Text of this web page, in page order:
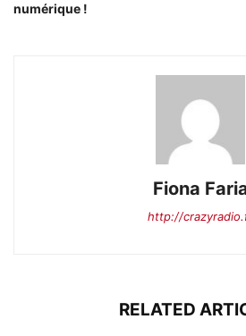
numérique !
Fiona
http://
RELATED